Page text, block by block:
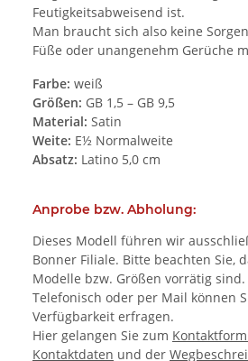
Feutigkeitsabweisend ist.
Man braucht sich also keine
Füße oder unangenehm Gerüche
Farbe: weiß
Größen: GB 1,5 – GB 9,5
Material: Satin
Weite: E½ Normalweite
Absatz: Latino 5,0 cm
Anprobe bzw. Abholung:
Dieses Modell führen wir
Bonner Filiale. Bitte beachten Sie,
Modelle bzw. Größen vorrätig sind.
Telefonisch oder per Mail können
Verfügbarkeit erfragen.
Hier gelangen Sie zum
Kontaktdaten und der